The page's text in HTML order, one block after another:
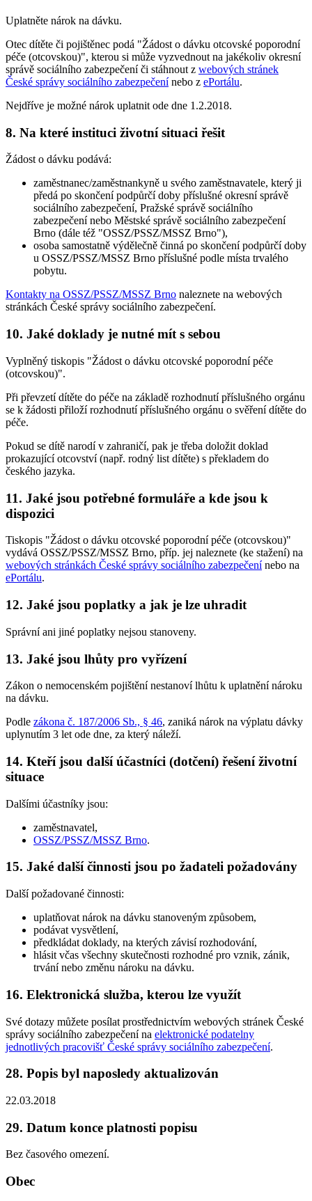
Uplatněte nárok na dávku.
Otec dítěte či pojištěnec podá "Žádost o dávku otcovské poporodní
péče (otcovskou)", kterou si může vyzvednout na jakékoliv okresní
správě sociálního zabezpečení či stáhnout z webových stránek
České správy sociálního zabezpečenínebo z ePortálu.
Nejdříve je možné nárok uplatnit ode dne 1.2.2018.
8. Na které instituci životní situaci řešit
Žádost o dávku podává:
zaměstnanec/zaměstnankyně u svého zaměstnavatele, který ji
předá po skončení podpůrčí doby příslušné okresní správě
sociálního zabezpečení, Pražské správě sociálního
zabezpečení nebo Městské správě sociálního zabezpečení
Brno (dále též "OSSZ/PSSZ/MSSZ Brno"),
osoba samostatně výdělečně činná po skončení podpůrčí doby
u OSSZ/PSSZ/MSSZ Brno příslušné podle místa trvalého
pobytu.
Kontakty na OSSZ/PSSZ/MSSZ Brno naleznete na webových
stránkách České správy sociálního zabezpečení.
10. Jaké doklady je nutné mít s sebou
Vyplněný tiskopis "Žádost o dávku otcovské poporodní péče
(otcovskou)".
Při převzetí dítěte do péče na základě rozhodnutí příslušného orgánu
se k žádosti přiloží rozhodnutí příslušného orgánu o svěření dítěte do
péče.
Pokud se dítě narodí v zahraničí, pak je třeba doložit doklad
prokazující otcovství (např. rodný list dítěte) s překladem do
českého jazyka.
11. Jaké jsou potřebné formuláře a kde jsou k
dispozici
Tiskopis "Žádost o dávku otcovské poporodní péče (otcovskou)"
vydává OSSZ/PSSZ/MSSZ Brno, příp. jej naleznete (ke stažení) na
webových stránkách České správy sociálního zabezpečenínebo na
ePortálu.
12. Jaké jsou poplatky a jak je lze uhradit
Správní ani jiné poplatky nejsou stanoveny.
13. Jaké jsou lhůty pro vyřízení
Zákon o nemocenském pojištění nestanoví lhůtu k uplatnění nároku
na dávku.
Podle zákona č. 187/2006 Sb., § 46, zaniká nárok na výplatu dávky
uplynutím 3 let ode dne, za který náleží.
14. Kteří jsou další účastníci (dotčení) řešení životní
situace
Dalšími účastníky jsou:
zaměstnavatel,
OSSZ/PSSZ/MSSZ Brno.
15. Jaké další činnosti jsou po žadateli požadovány
Další požadované činnosti:
uplatňovat nárok na dávku stanoveným způsobem,
podávat vysvětlení,
předkládat doklady, na kterých závisí rozhodování,
hlásit včas všechny skutečnosti rozhodné pro vznik, zánik,
trvání nebo změnu nároku na dávku.
16. Elektronická služba, kterou lze využít
Své dotazy můžete posílat prostřednictvím webových stránek České
správy sociálního zabezpečení na elektronické podatelny
jednotlivých pracovišť České správy sociálního zabezpečení.
28. Popis byl naposledy aktualizován
22.03.2018
29. Datum konce platnosti popisu
Bez časového omezení.
Obec